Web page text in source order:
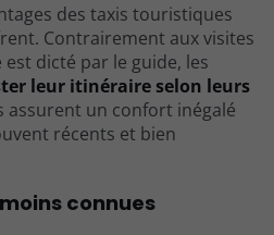
des taxis touristiques
Contrairement aux visites
dicté par le guide, les
leur itinéraire selon leurs
assurent un confort inégalé
récents et bien
connues